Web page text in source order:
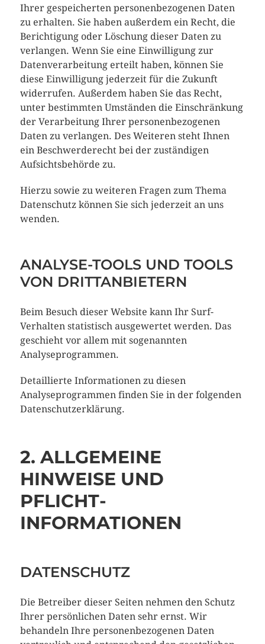
Ihrer gespeicherten personenbezogenen Daten
zu erhalten. Sie haben außerdem ein Recht, die
Berichtigung oder Löschung dieser Daten zu
verlangen. Wenn Sie eine Einwilligung zur
Datenverarbeitung erteilt haben, können Sie
diese Einwilligung jederzeit für die Zukunft
widerrufen. Außerdem haben Sie das Recht,
unter bestimmten Umständen die Einschränkung
der Verarbeitung Ihrer personenbezogenen
Daten zu verlangen. Des Weiteren steht Ihnen
ein Beschwerderecht bei der zuständigen
Aufsichtsbehörde zu.
Hierzu sowie zu weiteren Fragen zum Thema
Datenschutz können Sie sich jederzeit an uns
wenden.
ANALYSE-TOOLS UND TOOLS
VON DRITT­ANBIETERN
Beim Besuch dieser Website kann Ihr Surf-
Verhalten statistisch ausgewertet werden. Das
geschieht vor allem mit sogenannten
Analyseprogrammen.
Detaillierte Informationen zu diesen
Analyseprogrammen finden Sie in der folgenden
Datenschutzerklärung.
2. ALLGEMEINE
HINWEISE UND
PFLICHT­
INFORMATIONEN
DATENSCHUTZ
Die Betreiber dieser Seiten nehmen den Schutz
Ihrer persönlichen Daten sehr ernst. Wir
behandeln Ihre personenbezogenen Daten